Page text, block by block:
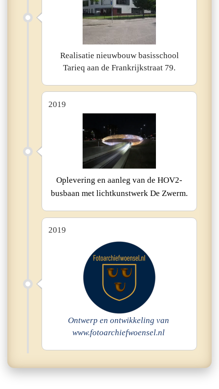
Realisatie nieuwbouw basisschool
Tarieq aan de Frankrijkstraat 79.
2019
Oplevering en aanleg van de HOV2-
busbaan met lichtkunstwerk De Zwerm.
2019
Ontwerp en ontwikkeling van
www.fotoarchiefwoensel.nl